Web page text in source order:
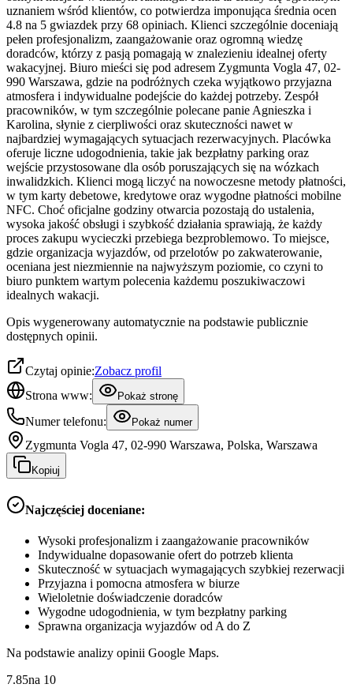
uznaniem wśród klientów, co potwierdza imponująca średnia ocen
4.8 na 5 gwiazdek przy 68 opiniach. Klienci szczególnie doceniają
pełen profesjonalizm, zaangażowanie oraz ogromną wiedzę
doradców, którzy z pasją pomagają w znalezieniu idealnej oferty
wakacyjnej. Biuro mieści się pod adresem Zygmunta Vogla 47, 02-
990 Warszawa, gdzie na podróżnych czeka wyjątkowo przyjazna
atmosfera i indywidualne podejście do każdej potrzeby. Zespół
pracowników, w tym szczególnie polecane panie Agnieszka i
Karolina, słynie z cierpliwości oraz skuteczności nawet w
najbardziej wymagających sytuacjach rezerwacyjnych. Placówka
oferuje liczne udogodnienia, takie jak bezpłatny parking oraz
wejście przystosowane dla osób poruszających się na wózkach
inwalidzkich. Klienci mogą liczyć na nowoczesne metody płatności,
w tym karty debetowe, kredytowe oraz wygodne płatności mobilne
NFC. Choć oficjalne godziny otwarcia pozostają do ustalenia,
wysoka jakość obsługi i szybkość działania sprawiają, że każdy
proces zakupu wycieczki przebiega bezproblemowo. To miejsce,
gdzie organizacja wyjazdów, od przelotów po zakwaterowanie,
oceniana jest niezmiennie na najwyższym poziomie, co czyni to
biuro punktem wartym polecenia każdemu poszukiwaczowi
idealnych wakacji.
Opis wygenerowany automatycznie na podstawie publicznie
dostępnych opinii.
Czytaj opinie:Zobacz profil
Strona www:
Pokaż stronę
Numer telefonu: Pokaż numer
Zygmunta Vogla 47, 02-990 Warszawa, Polska, Warszawa
Kopiuj
Najczęściej doceniane:
Wysoki profesjonalizm i zaangażowanie pracowników
Indywidualne dopasowanie ofert do potrzeb klienta
Skuteczność w sytuacjach wymagających szybkiej rezerwacji
Przyjazna i pomocna atmosfera w biurze
Wieloletnie doświadczenie doradców
Wygodne udogodnienia, w tym bezpłatny parking
Sprawna organizacja wyjazdów od A do Z
Na podstawie analizy opinii Google Maps.
7.85na 10